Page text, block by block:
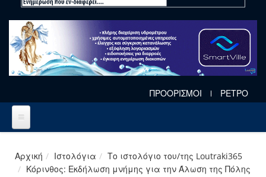
ΠΡΟΟΡΙΣΜΟΙ ΡΕΤΡΟ
Αρχική Ιστολόγια
Το ιστολόγιο του/της Loutraki365
Κόρινθος: Εκδήλωση μνήμης για την Άλωση της Πόλης